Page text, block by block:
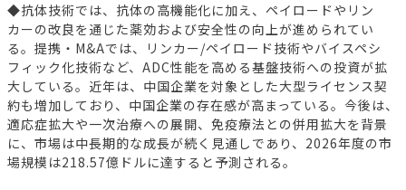
◆抗体技術では、抗体の高機能化に加え、ペイロードやリン
カーの改良を通じた薬効および安全性の向上が進められてい
る。提携・M&Aでは、リンカー/ペイロード技術やバイスペシ
フィック化技術など、ADC性能を高める基盤技術への投資が拡
大している。近年は、中国企業を対象とした大型ライセンス契
約も増加しており、中国企業の存在感が高まっている。今後は、
適応症拡大や一次治療への展開、免疫療法との併用拡大を背景
に、市場は中長期的な成長が続く見通しであり、2026年度の市
場規模は218.57億ドルに達すると予測される。